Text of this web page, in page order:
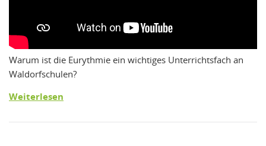
Warum ist die Eurythmie ein wichtiges Unterrichtsfach an
Waldorfschulen?
Weiterlesen